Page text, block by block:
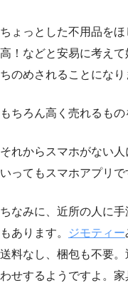
ちょっとした不用品を
高！などと安易に考え
ちのめされることになり
もちろん高く売れるも
それからスマホがない
いってもスマホアプリで
ちなみに、近所の人に
もあります。
ジモティー
送料なし、梱包も不要
わせするようですよ。家